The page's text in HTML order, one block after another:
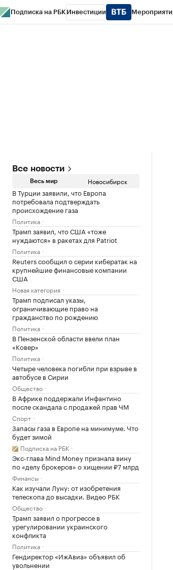
Подписка на РБК Инвестиции
Все новости
Весь мир Новосибирск
В Турции заявили, что Европа
потребовала подтверждать
происхождение газа
Политика
Трамп заявил, что США «тоже
нуждаются» в ракетах для Patriot
Политика
Reuters сообщил о серии кибератак на
крупнейшие финансовые компании
США
Новая категория
Трамп подписал указы,
ограничивающие право на
гражданство по рождению
Политика
В Пензенской области ввели план
«Ковер»
Политика
Четыре человека погибли при взрыве в
автобусе в Сирии
Общество
В Африке поддержали Инфантино
после скандала с продажей прав ЧМ
Спорт
Запасы газа в Европе на минимуме. Что
будет зимой
Подписка на РБК
Экс-глава Mind Money признала вину
по «делу брокеров» о хищении ₽7 млрд
Финансы
Как изучали Луну: от изобретения
телескопа до высадки. Видео РБК
Общество
Трамп заявил о прогрессе в
урегулировании украинского
конфликта
Политика
Гендиректор «ИжАвиа» объявил об
увольнении